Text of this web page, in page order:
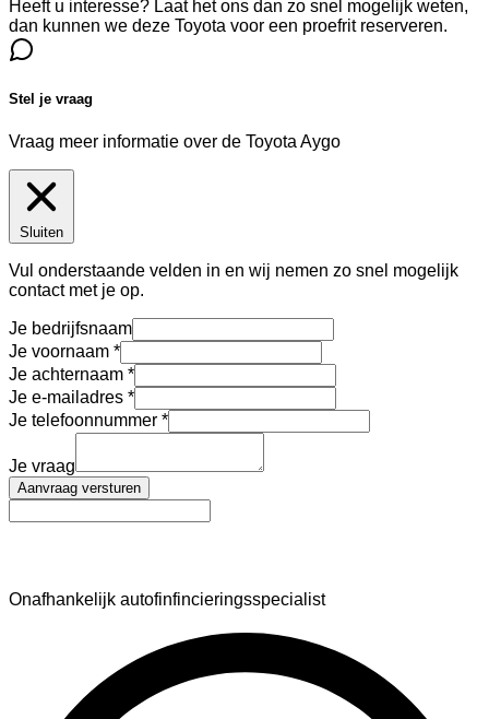
Heeft u interesse? Laat het ons dan zo snel mogelijk weten,
dan kunnen we deze Toyota voor een proefrit reserveren.
Stel je vraag
Vraag meer informatie over de Toyota Aygo
Sluiten
Vul onderstaande velden in en wij nemen zo snel mogelijk
contact met je op.
Je bedrijfsnaam
Je voornaam
Je achternaam
Je e-mailadres
Je telefoonnummer
Je vraag
Aanvraag versturen
Onafhankelijk autofinfincieringsspecialist